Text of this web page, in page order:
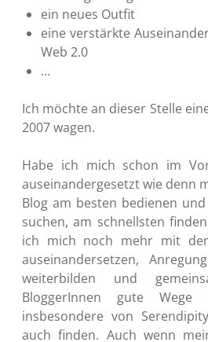
ein neues Outfit
eine verstärkte
Web 2.0
…
Ich möchte an dieser Stelle
2007 wagen.
Habe ich mich schon im
auseinandergesetzt wie denn
Blog am besten bedienen
suchen, am schnellsten
ich mich noch mehr mit
auseinandersetzen,
weiterbilden und
BloggerInnen gute
insbesondere von
auch finden. Auch wenn